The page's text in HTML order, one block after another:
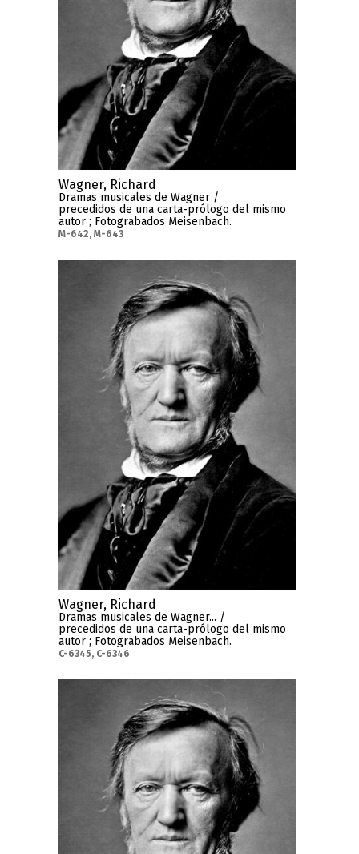
Wagner, Richard
Dramas musicales de Wagner /
precedidos de una carta-prólogo del mismo
autor ; Fotograbados Meisenbach.
M-642, M-643
Wagner, Richard
Dramas musicales de Wagner... /
precedidos de una carta-prólogo del mismo
autor ; Fotograbados Meisenbach.
C-6345, C-6346